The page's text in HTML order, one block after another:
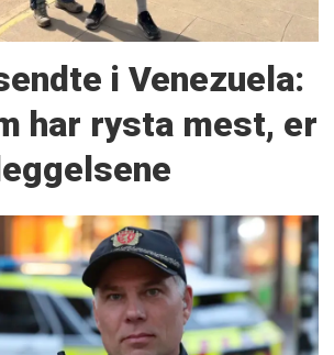
i Venezuela:
har rysta mest, er